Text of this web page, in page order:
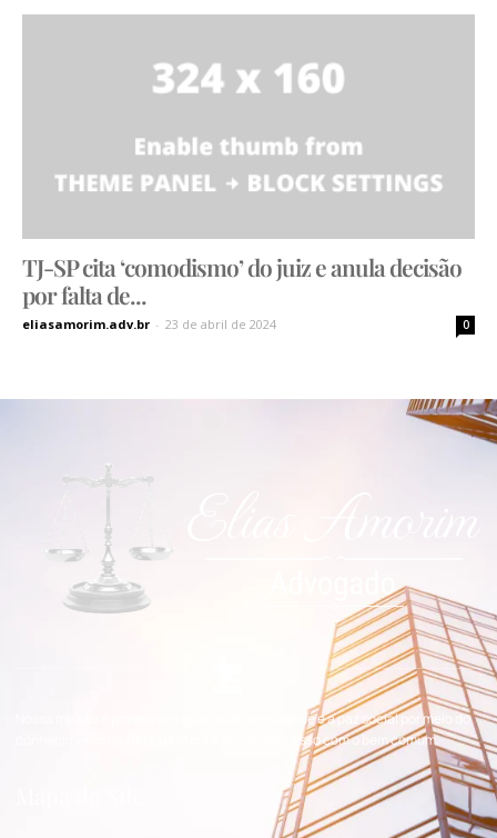
TJ-SP cita ‘comodismo’ do juiz e anula decisão
por falta de...
eliasamorim.adv.br - 23 de abril de 2024 0
Nossa missão é promover a igualdade, a equidade e a paz social por meio do
conhecimento das leis, da ética e do compromisso com o bem comum.